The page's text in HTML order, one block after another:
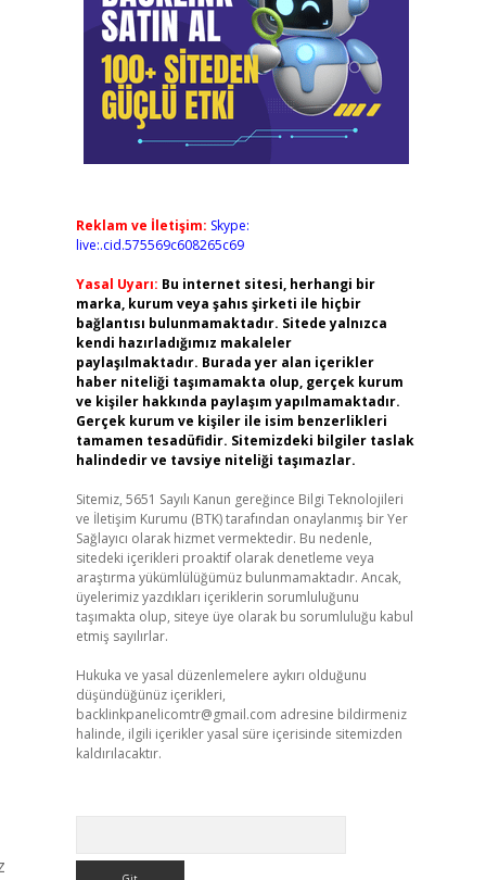
Reklam ve İletişim: Skype:
live:.cid.575569c608265c69
Yasal Uyarı: Bu internet sitesi, herhangi bir
marka, kurum veya şahıs şirketi ile hiçbir
bağlantısı bulunmamaktadır. Sitede yalnızca
kendi hazırladığımız makaleler
paylaşılmaktadır. Burada yer alan içerikler
haber niteliği taşımamakta olup, gerçek kurum
ve kişiler hakkında paylaşım yapılmamaktadır.
Gerçek kurum ve kişiler ile isim benzerlikleri
tamamen tesadüfidir. Sitemizdeki bilgiler taslak
halindedir ve tavsiye niteliği taşımazlar.
Sitemiz, 5651 Sayılı Kanun gereğince Bilgi Teknolojileri
ve İletişim Kurumu (BTK) tarafından onaylanmış bir Yer
Sağlayıcı olarak hizmet vermektedir. Bu nedenle,
sitedeki içerikleri proaktif olarak denetleme veya
araştırma yükümlülüğümüz bulunmamaktadır. Ancak,
üyelerimiz yazdıkları içeriklerin sorumluluğunu
taşımakta olup, siteye üye olarak bu sorumluluğu kabul
etmiş sayılırlar.
Hukuka ve yasal düzenlemelere aykırı olduğunu
düşündüğünüz içerikleri,
backlinkpanelicomtr@gmail.com adresine bildirmeniz
halinde, ilgili içerikler yasal süre içerisinde sitemizden
kaldırılacaktır.